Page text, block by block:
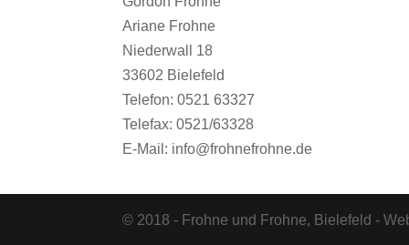
Ariane Frohne
Niederwall 18
33602 Bielefeld
Telefon: 0521 63327
Telefax: 0521/63328
E-Mail: info@frohnefrohne.de
© 2018 - Frohne und Frohne, Bielefeld -